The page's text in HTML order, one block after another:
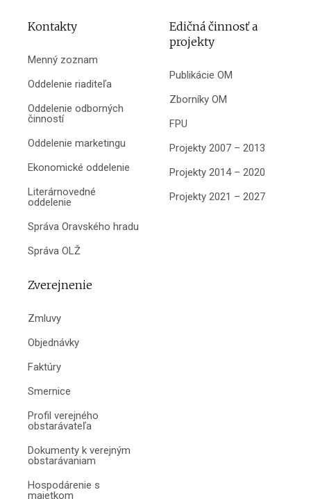
Kontakty
Menný zoznam
Oddelenie riaditeľa
Oddelenie odborných
činností
Oddelenie marketingu
Ekonomické oddelenie
Literárnovedné
oddelenie
Správa Oravského hradu
Správa OLŽ
Edičná činnosť a
projekty
Publikácie OM
Zborníky OM
FPU
Projekty 2007 – 2013
Projekty 2014 – 2020
Projekty 2021 – 2027
Zverejnenie
Zmluvy
Objednávky
Faktúry
Smernice
Profil verejného
obstarávateľa
Dokumenty k verejným
obstarávaniam
Hospodárenie s
majetkom